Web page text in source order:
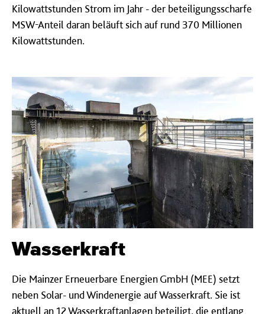
Kilowattstunden Strom im Jahr - der beteiligungsscharfe
MSW-Anteil daran beläuft sich auf rund 370 Millionen
Kilowattstunden.
Wasser­kraft
Die Mainzer Erneuerbare Energien GmbH (MEE) setzt
neben Solar- und Windenergie auf Wasserkraft. Sie ist
aktuell an 12 Wasserkraftanlagen beteiligt, die entlang